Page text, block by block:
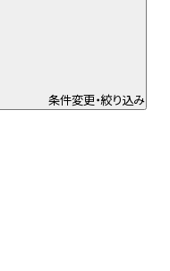
条件変更・絞り込み